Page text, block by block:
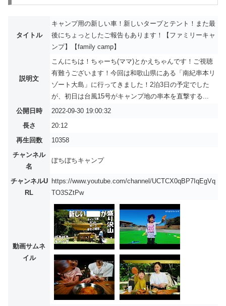
タイトル
キャンプ用の新しい車！新しいタープとテント！また最
後にちょっとしたご報告もあります！【ファミリーキャ
ンプ】【family camp】
説明文
こんにちは！ちゃーち(ママ)とかえちゃんです！ご視聴
有難うございます！今回は和歌山県にある「南紀串本リ
ゾート大島」に行ってきました！2泊3日の予定でした
が、初日は台風15号がキャンプ地の串本を直撃する...
公開日時
2022-09-30 19:00:32
長さ
20:12
再生回数
10358
チャンネル
名
ぼちぼちキャンプ
チャンネルU
RL
https://www.youtube.com/channel/UCTCX0qBP7IqEgVq
TO3SZtPw
動画サムネ
イル